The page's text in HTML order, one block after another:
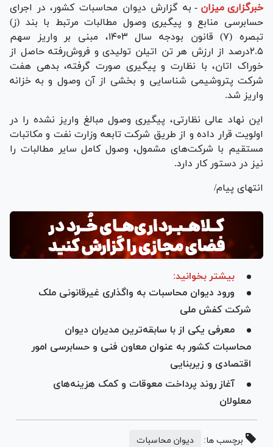
خبرگزاری میزان - به گزارش دیوان محاسبات کشور، در اجرای
حسابرسی منابع و پیگیری وصول مطالبات مرتبط با بند (ز)
تبصره (۷) قانون بودجه سال ۱۴۰۳، مبنی بر واریز سهم
۲.۵درصد از ارزش هر تن اتیلن تولیدی و فروش‌رفته حاصل از
خوراک اتان، با نظارت و پیگیری صورت گرفته، بدهی هفت
شرکت پتروشیمی شناسایی و بخشی از آن وصول و به خزانه
واریز شد.
این نهاد عالی نظارتی، پیگیری وصول مبالغ واریز نشده را در
اولویت قرار داده و از طریق شرکت تابعه وزارت نفت و مکاتبات
مستقیم با شرکت‌های مشمول، وصول کامل سایر مطالبات را
نیز در دستور کار دارد.
انتهای پیام/
بیشتر بخوانید:
ورود دیوان محاسبات به واگذاری غیرقانونی ملک
شرکت کفش ملی
معرفی یکی از با سابقه‌ترین مدیران دیوان
محاسبات کشور به عنوان معاون فنی و حسابرسی امور
اقتصادی و زیربنایی
آغاز روند پرداخت معوقات و کمک هزینه‌های
معلولان
برچسب ها: دیوان محاسبات